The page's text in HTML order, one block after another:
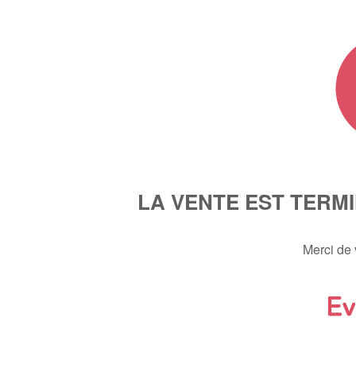
LA VENTE EST
Merci de